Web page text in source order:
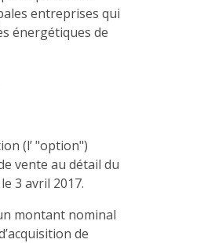
entreprises qui
énergétiques de
(l’ "option")
vente au détail du
3 avril 2017.
montant nominal
de